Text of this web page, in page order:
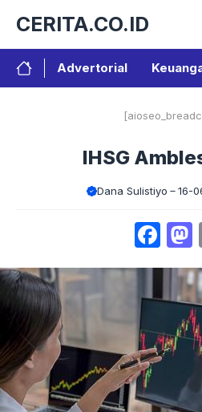
isi
CERITA.CO.ID
Advertorial
IHSG
Dana Sulistiyo 16-